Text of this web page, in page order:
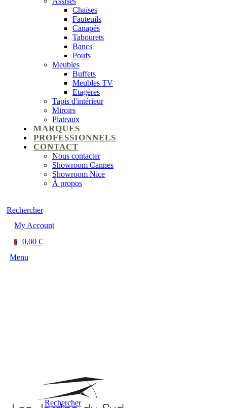
Chaises
Fauteuils
Canapés
Tabourets
Bancs
Poufs
Meubles
Buffets
Meubles TV
Etagères
Tapis d'intérieur
Miroirs
Plateaux
MARQUES
PROFESSIONNELS
CONTACT
Nous contacter
Showroom Cannes
Showroom Nice
À propos
Rechercher
My Account
0
0,00 €
Menu
Rechercher